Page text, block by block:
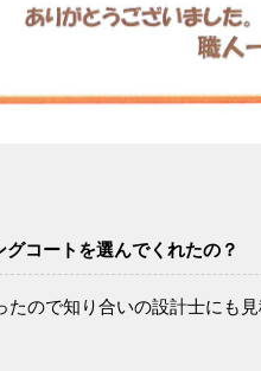
コートを選んでくれたの？
ので知り合いの設計士にも